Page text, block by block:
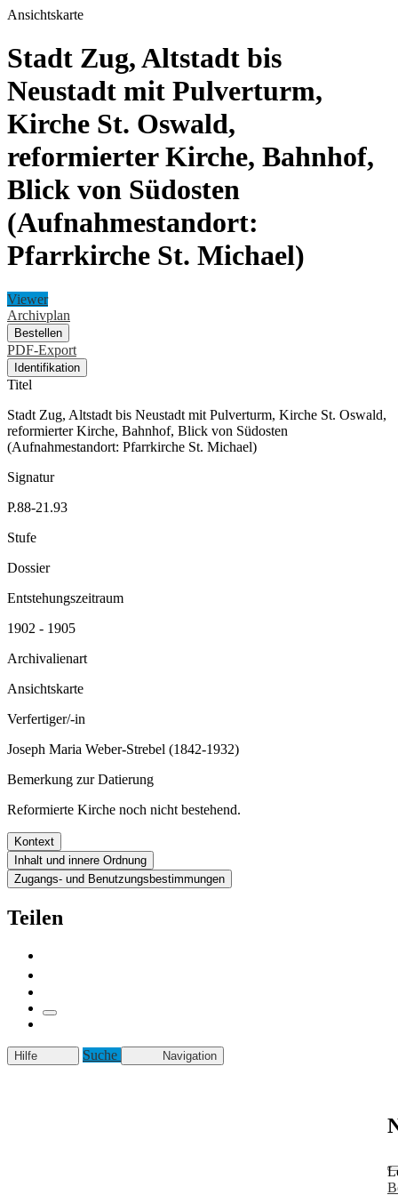
Ansichtskarte
Stadt Zug, Altstadt bis
Neustadt mit Pulverturm,
Kirche St. Oswald,
reformierter Kirche, Bahnhof,
Blick von Südosten
(Aufnahmestandort:
Pfarrkirche St. Michael)
Viewer
Archivplan
Bestellen
PDF-Export
Identifikation
Titel
Stadt Zug, Altstadt bis Neustadt mit Pulverturm, Kirche St. Oswald,
reformierter Kirche, Bahnhof, Blick von Südosten
(Aufnahmestandort: Pfarrkirche St. Michael)
Signatur
P.88-21.93
Stufe
Dossier
Entstehungszeitraum
1902 - 1905
Archivalienart
Ansichtskarte
Verfertiger/-in
Joseph Maria Weber-Strebel (1842-1932)
Bemerkung zur Datierung
Reformierte Kirche noch nicht bestehend.
Kontext
Inhalt und innere Ordnung
Zugangs- und Benutzungsbestimmungen
Teilen
Hilfe Suche Navigation